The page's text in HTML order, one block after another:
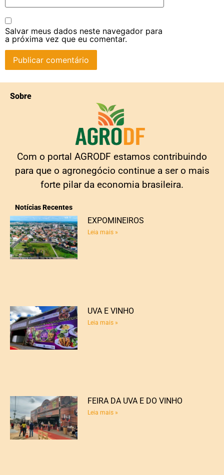
Salvar meus dados neste navegador para
a próxima vez que eu comentar.
Sobre
Com o portal AGRODF estamos contribuindo
para que o agronegócio continue a ser o mais
forte pilar da economia brasileira.
Notícias Recentes
EXPOMINEIROS
Leia mais »
UVA E VINHO
Leia mais »
FEIRA DA UVA E DO VINHO
Leia mais »